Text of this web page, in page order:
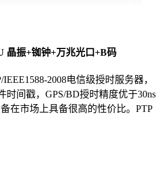
晶振+铷钟+万兆光口+B码
2008电信级授时服务器，
时间戳，GPS/BD授时精度优于30ns
在市场上具备很高的性价比。PTP